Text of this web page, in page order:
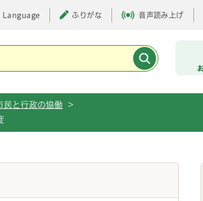
Language ふりがな 音声読み上げ
民と行政の協働
>